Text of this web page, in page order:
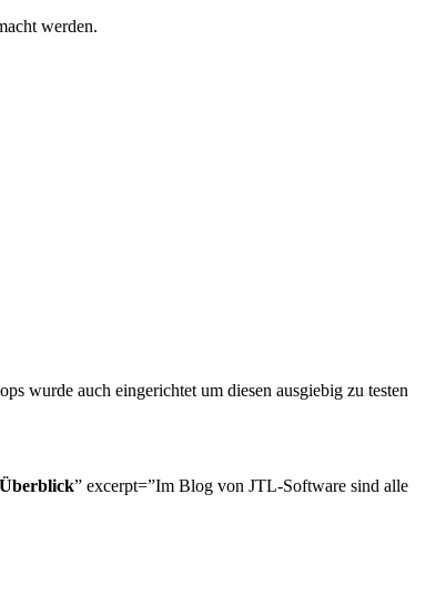
werden.
wurde auch eingerichtet um diesen ausgiebig zu testen
” excerpt=”Im Blog von JTL-Software sind alle